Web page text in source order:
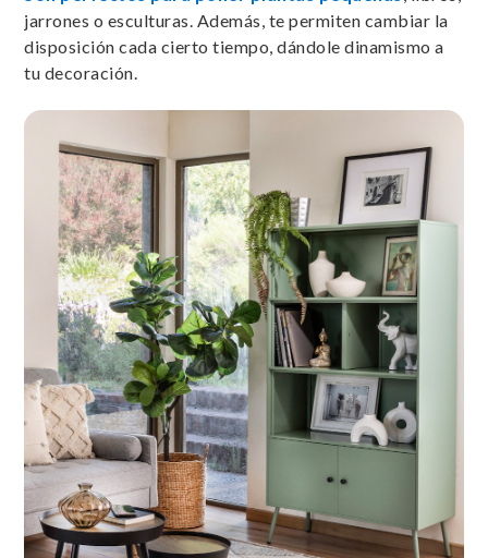
jarrones o esculturas. Además, te permiten cambiar la
disposición cada cierto tiempo, dándole dinamismo a
tu decoración.